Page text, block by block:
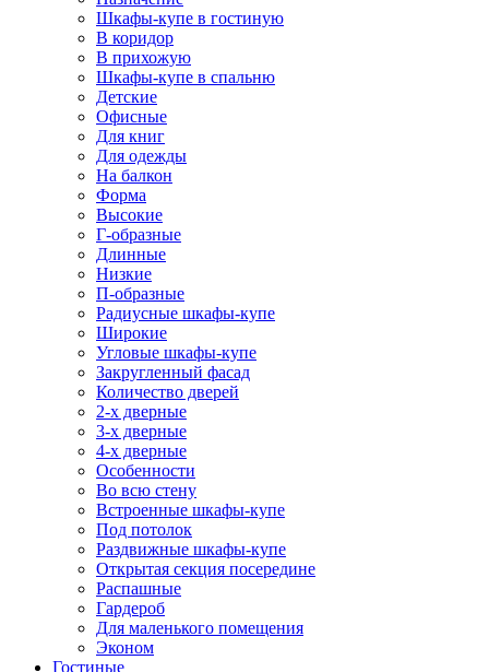
Шкафы-купе в гостиную
В коридор
В прихожую
Шкафы-купе в спальню
Детские
Офисные
Для книг
Для одежды
На балкон
Форма
Высокие
Г-образные
Длинные
Низкие
П-образные
Радиусные шкафы-купе
Широкие
Угловые шкафы-купе
Закругленный фасад
Количество дверей
2-х дверные
3-х дверные
4-х дверные
Особенности
Во всю стену
Встроенные шкафы-купе
Под потолок
Раздвижные шкафы-купе
Открытая секция посередине
Распашные
Гардероб
Для маленького помещения
Эконом
Гостиные